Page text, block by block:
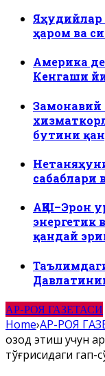
ҳаром ва
Америка
Кенгаши
Замонавий
бутини
сабаблари
АҚШ–Эрон
энергетик
қандай
АР-РОЯ ГАЗЕТАСИ
Home›АР-РОЯ
озод этиш учун
тўғрисидаги